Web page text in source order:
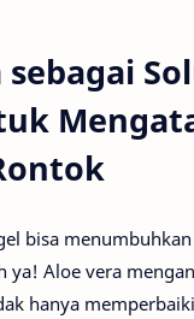
bisa
ya! Aloe vera
hanya